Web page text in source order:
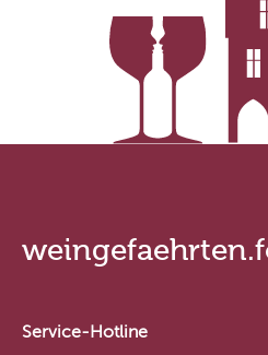
Service-Hotline